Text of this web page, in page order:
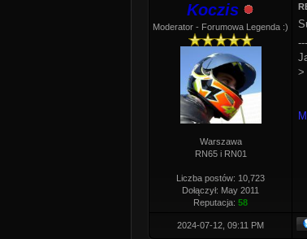
Koczis
Moderator - Forumowa Legenda :)
Warszawa
RN65 i RN01
Liczba postów: 10,723
Dołączył: May 2011
Reputacja: 58
---
>
2024-07-12, 09:11 PM